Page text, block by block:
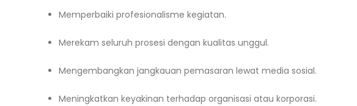
Memperbaiki profesionalisme kegiatan.
Merekam seluruh prosesi dengan kualitas unggul.
Mengembangkan jangkauan pemasaran lewat media sosial.
Meningkatkan keyakinan terhadap organisasi atau korporasi.